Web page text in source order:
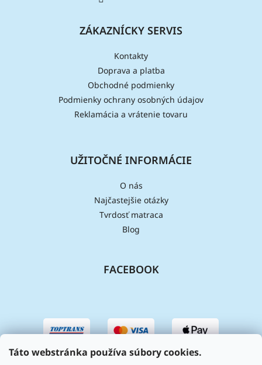
Táto webstránka používa súbory cookies.
ZÁKAZNÍCKY SERVIS
Kontakty
Doprava a platba
Obchodné podmienky
Podmienky ochrany osobných údajov
Reklamácia a vrátenie tovaru
UŽITOČNÉ INFORMÁCIE
O nás
Najčastejšie otázky
Tvrdosť matraca
Blog
FACEBOOK